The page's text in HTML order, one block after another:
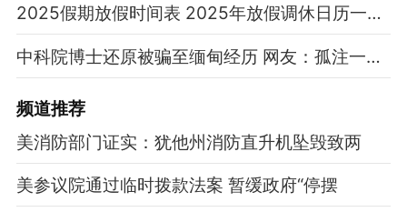
2025假期放假时间表 2025年放假调休日历一览表
中科院博士还原被骗至缅甸经历 网友：孤注一掷现实版
频道推荐
美消防部门证实：犹他州消防直升机坠毁致两
美参议院通过临时拨款法案 暂缓政府“停摆